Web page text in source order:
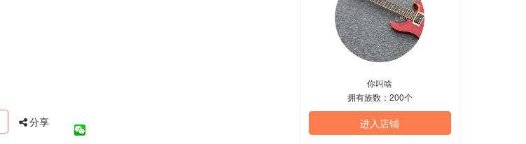
分享
你叫啥
拥有族数：200个
进入店铺